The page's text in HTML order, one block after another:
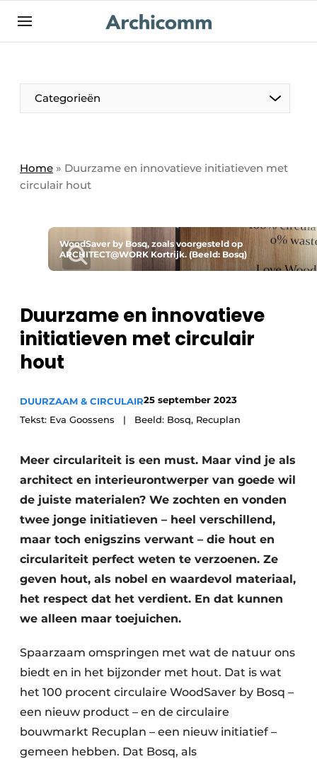
NL be-FR
Categorieën
Home » Duurzame en innovatieve initiatieven met
circulair hout
WoodSaver by Bosq, zoals voorgesteld op
ARCHITECT@WORK Kortrijk. (Beeld: Bosq)
Duurzame en innovatieve
initiatieven met circulair
hout
DUURZAAM & CIRCULAIR25 september 2023
Tekst: Eva Goossens | Beeld: Bosq, Recuplan
Meer circulariteit is een must. Maar vind je als
architect en interieurontwerper van goede wil
de juiste materialen? We zochten en vonden
twee jonge initiatieven – heel verschillend,
maar toch enigszins verwant – die hout en
circulariteit perfect weten te verzoenen. Ze
geven hout, als nobel en waardevol materiaal,
het respect dat het verdient. En dat kunnen
we alleen maar toejuichen.
Spaarzaam omspringen met wat de natuur ons
biedt en in het bijzonder met hout. Dat is wat
het 100 procent circulaire WoodSaver by Bosq –
een nieuw product – en de circulaire
bouwmarkt Recuplan – een nieuw initiatief –
gemeen hebben. Dat Bosq, als